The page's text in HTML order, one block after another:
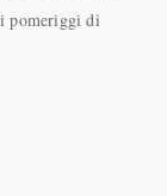
pomeriggi di